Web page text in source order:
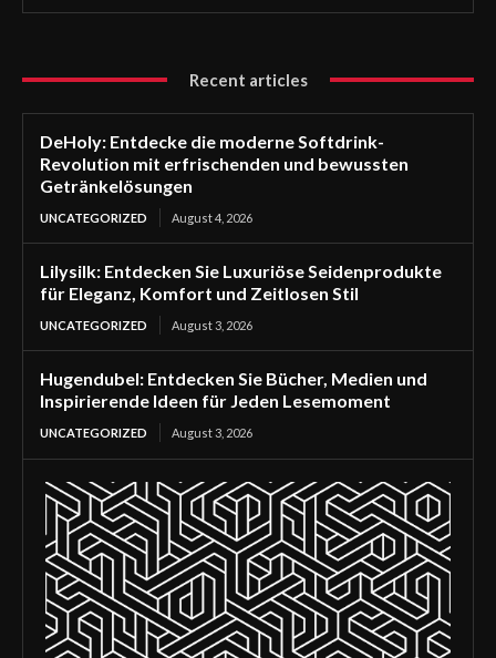
Recent articles
DeHoly: Entdecke die moderne Softdrink-
Revolution mit erfrischenden und bewussten
Getränkelösungen
UNCATEGORIZED August 4, 2026
Lilysilk: Entdecken Sie Luxuriöse Seidenprodukte
für Eleganz, Komfort und Zeitlosen Stil
UNCATEGORIZED August 3, 2026
Hugendubel: Entdecken Sie Bücher, Medien und
Inspirierende Ideen für Jeden Lesemoment
UNCATEGORIZED August 3, 2026